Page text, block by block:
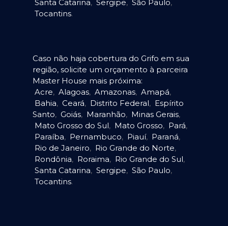
Santa Catarina, Sergipe, São Paulo,
Tocantins.
Caso não haja cobertura do Grifo em sua
região, solicite um orçamento à parceira
Master House mais próxima:
Acre, Alagoas, Amazonas, Amapá,
Bahia, Ceará, Distrito Federal, Espírito
Santo, Goiás, Maranhão, Minas Gerais,
Mato Grosso do Sul, Mato Grosso, Pará,
Paraíba, Pernambuco, Piauí, Paraná,
Rio de Janeiro, Rio Grande do Norte,
Rondônia, Roraima, Rio Grande do Sul,
Santa Catarina, Sergipe, São Paulo,
Tocantins.